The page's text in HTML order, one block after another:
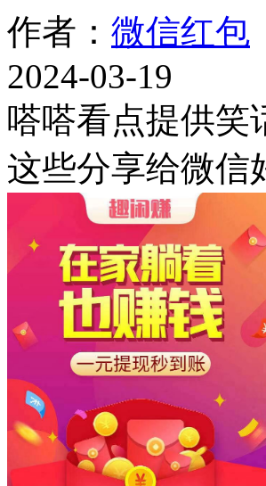
作者： 微信红包
2024-03-19
嗒嗒看点提供笑
这些分享给微信